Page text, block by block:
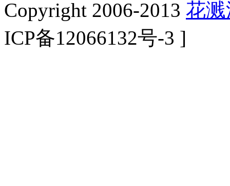
Copyright 2006-2013 花
ICP备12066132号-3 ]